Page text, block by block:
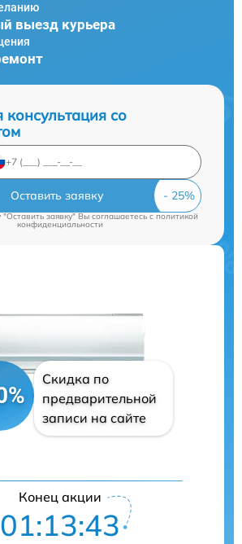
выезд курьера
консультация со
Оставить заявку
заявку" Вы соглашаетесь cполитикой
конфиденциальности
Скидка по
предварительной
записи на сайте
Конец акции
01:13:43